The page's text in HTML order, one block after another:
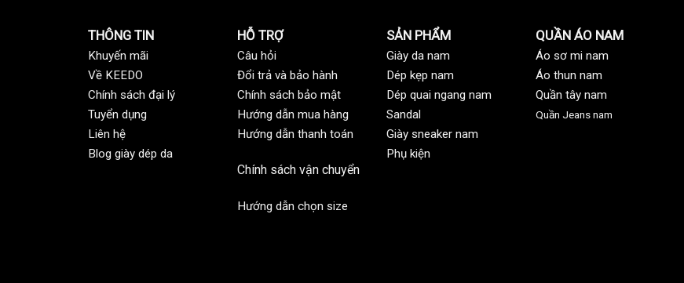
THÔNG TIN
Khuyến mãi
Về KEEDO
Chính sách đại lý
Tuyển dụng
Liên hệ
Blog giày dép da
HỖ TRỢ
Câu hỏi
Đổi trả và bảo hành
Chính sách bảo mật
Hướng dẫn mua hàng
Hướng dẫn thanh toán
Chính sách vận chuyển
Hướng dẫn chọn size
SẢN PHẨM
Giày da nam
Dép kẹp nam
Dép quai ngang nam
Sandal
Giày sneaker nam
Phụ kiện
QUẦN ÁO NAM
Áo sơ mi nam
Áo thun nam
Quần tây nam
Quần Jeans nam